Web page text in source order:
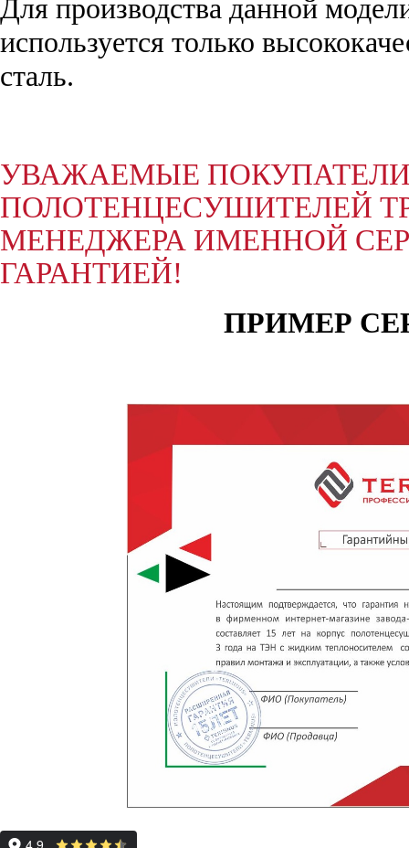
Для производства данной
используется только
сталь.
УВАЖАЕМЫЕ
ПОЛОТЕНЦЕСУШИТЕЛЕЙ
МЕНЕДЖЕРА ИМЕННОЙ
ГАРАНТИЕЙ!
ПРИМЕР